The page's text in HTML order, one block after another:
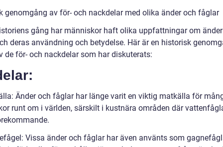
genomgång av för- och nackdelar med olika änder och fåglar
gång har människor haft olika uppfattningar om
deras användning och betydelse. Här är en historisk
de för- och nackdelar som har diskuterats:
Änder och fåglar har länge varit en viktig matkälla för
runt om i världen, särskilt i kustnära områden där
Vissa änder och fåglar har även använts som